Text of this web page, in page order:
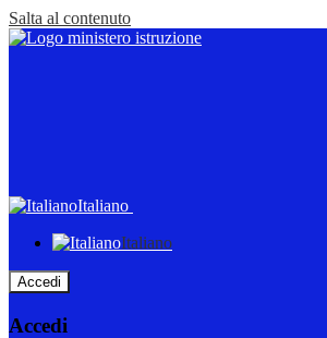
Salta al contenuto
Italiano
Italiano
Accedi
Accedi